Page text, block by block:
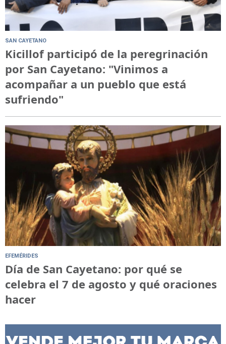
SAN CAYETANO
Kicillof participó de la peregrinación
por San Cayetano: "Vinimos a
acompañar a un pueblo que está
sufriendo"
EFEMÉRIDES
Día de San Cayetano: por qué se
celebra el 7 de agosto y qué oraciones
hacer